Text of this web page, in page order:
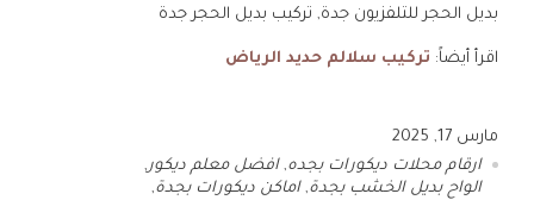
بديل الحجر للتلفزيون جدة, تركيب بديل الحجر جدة
اقرأ أيضاً: تركيب سلالم حديد الرياض
مارس 17, 2025
ارقام محلات ديكورات بجده,افضل معلم ديكور,
الواح بديل الخشب بجدة,اماكن ديكورات بجدة,